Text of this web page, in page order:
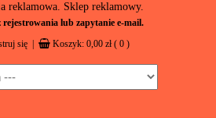
reklamowa. Sklep reklamowy.
rejestrowania lub zapytanie e-mail.
się Koszyk: 0,00 zł ( 0 )